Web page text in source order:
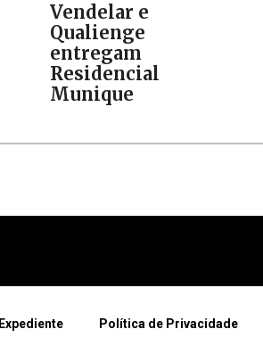
Vendelar e
Qualienge
entregam
Residencial
Munique
Expediente Política de Privacidade